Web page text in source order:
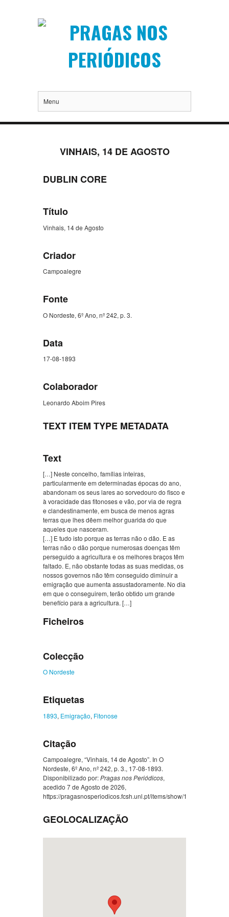
Menu
VINHAIS, 14 DE AGOSTO
DUBLIN CORE
Título
Vinhais, 14 de Agosto
Criador
Campoalegre
Fonte
O Nordeste, 6º Ano, nº 242, p. 3.
Data
17-08-1893
Colaborador
Leonardo Aboim Pires
TEXT ITEM TYPE METADATA
Text
[…] Neste concelho, famílias inteiras,
particularmente em determinadas épocas do ano,
abandonam os seus lares ao sorvedouro do fisco e
à voracidade das fitonoses e vão, por via de regra
e clandestinamente, em busca de menos agras
terras que lhes dêem melhor guarida do que
aqueles que nasceram.
[…] E tudo isto porque as terras não o dão. E as
terras não o dão porque numerosas doenças têm
perseguido a agricultura e os melhores braços têm
faltado. E, não obstante todas as suas medidas, os
nossos governos não têm conseguido diminuir a
emigração que aumenta assustadoramente. No dia
em que o conseguirem, terão obtido um grande
benefício para a agricultura. […]
Ficheiros
Colecção
O Nordeste
Etiquetas
1893, Emigração, Fitonose
Citação
Campoalegre, “Vinhais, 14 de Agosto”. In O
Nordeste, 6º Ano, nº 242, p. 3., 17-08-1893.
Disponibilizado por:Pragas nos Periódicos,
acedido 7 de Agosto de 2026,
https://pragasnosperiodicos.fcsh.unl.pt/items/show/1497
GEOLOCALIZAÇÃO